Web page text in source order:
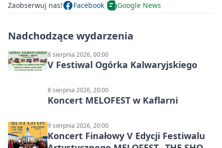
Zaobserwuj nas! Facebook Google News
Nadchodzące wydarzenia
8 sierpnia 2026, 00:00
V Festiwal Ogórka Kalwaryjskiego
8 sierpnia 2026, 20:00
Koncert MELOFEST w Kaflarni
9 sierpnia 2026, 20:00
Koncert Finałowy V Edycji Festiwalu